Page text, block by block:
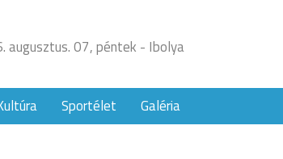
augusztus. 07, péntek - Ibolya
Sportélet Galéria